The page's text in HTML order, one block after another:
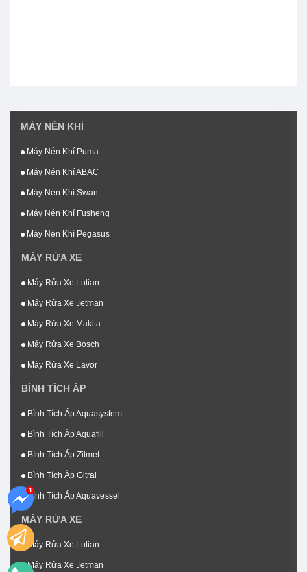
MÁY NÉN KHÍ
Máy Nén Khí Puma
Máy Nén Khí ABAC
Máy Nén Khí Swan
Máy Nén Khí Fusheng
Máy Nén Khí Pegasus
MÁY RỬA XE
Máy Rửa Xe Lutian
Máy Rửa Xe Jetman
Máy Rửa Xe Makita
Máy Rửa Xe Bosch
Máy Rửa Xe Lavor
BÌNH TÍCH ÁP
Bình Tích Áp Aquasystem
Bình Tích Áp Aquafill
Bình Tích Áp Zilmet
Bình Tích Áp Gitral
Bình Tích Áp Aquavessel
MÁY RỬA XE
Máy Rửa Xe Lutian
Máy Rửa Xe Jetman